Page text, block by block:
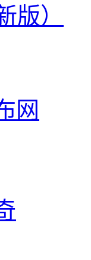
版）
网